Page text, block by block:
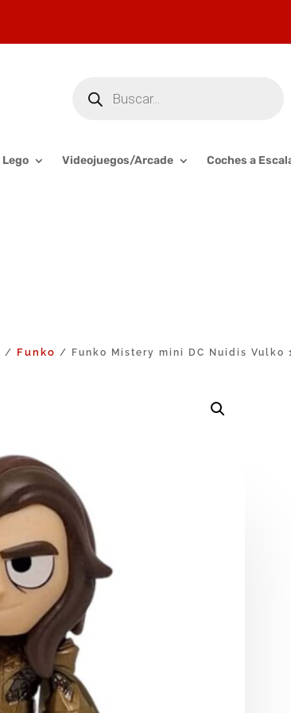
productos
Lego Videojuegos/Arcade Coches a
/ Funko / Funko Mistery mini DC Nuidis Vulko